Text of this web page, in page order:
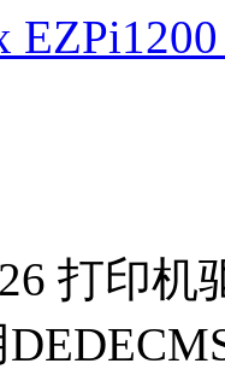
打印